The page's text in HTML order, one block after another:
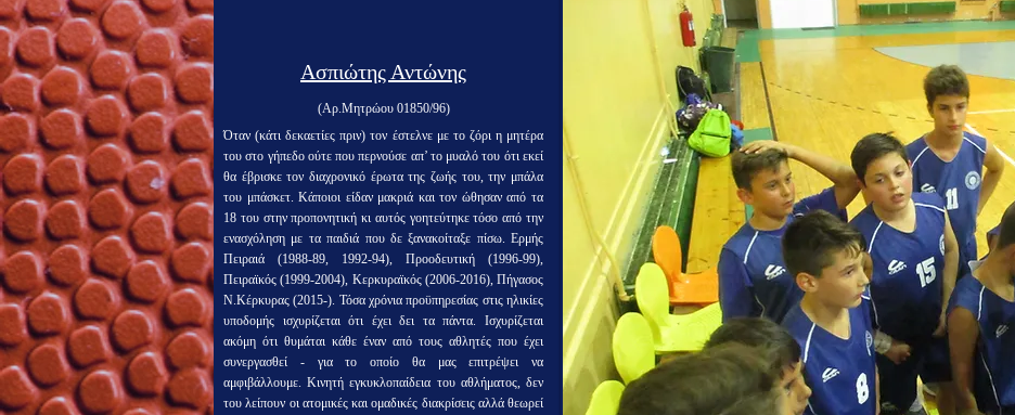
Ασπιώτης Αντώνης
(Αρ.Μητρώου 01850/96)​
Όταν (κάτι δεκαετίες πριν) τον έστελνε με το ζόρι η μητέρα
του στο γήπεδο ούτε που περνούσε απ’ το μυαλό του ότι εκεί
θα έβρισκε τον διαχρονικό έρωτα της ζωής του, την μπάλα
του μπάσκετ. Κάποιοι είδαν μακριά και τον ώθησαν από τα
18 του στην προπονητική κι αυτός γοητεύτηκε τόσο από την
ενασχόληση με τα παιδιά που δε ξανακοίταξε πίσω. Ερμής
Πειραιά (1988-89, 1992-94), Προοδευτική (1996-99),
Πειραϊκός (1999-2004), Κερκυραϊκός (2006-2016), Πήγασος
Ν.Κέρκυρας (2015-). Τόσα χρόνια προϋπηρεσίας στις ηλικίες
υποδομής ισχυρίζεται ότι έχει δει τα πάντα. Ισχυρίζεται
ακόμη ότι θυμάται κάθε έναν από τους αθλητές που έχει
συνεργασθεί - για το οποίο θα μας επιτρέψει να
αμφιβάλλουμε. Κινητή εγκυκλοπαίδεια του αθλήματος, δεν
του λείπουν οι ατομικές και ομαδικές διακρίσεις αλλά θεωρεί